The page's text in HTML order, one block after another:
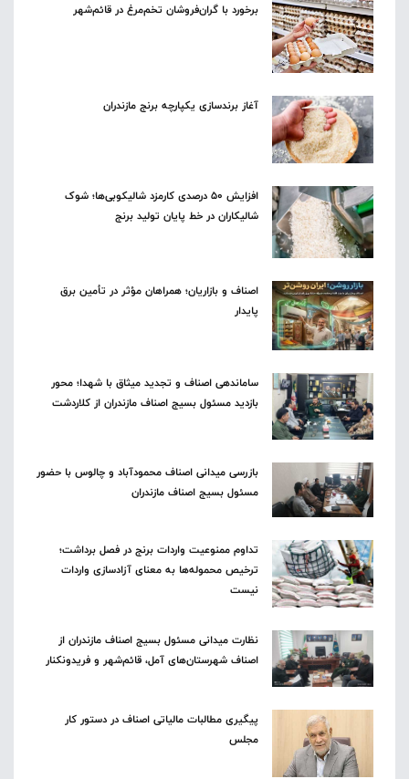
برخورد با گران‌فروشان تخم‌مرغ در قائم‌شهر
آغاز برندسازی یکپارچه برنج مازندران
افزایش ۵۰ درصدی کارمزد شالیکوبی‌ها؛ شوک
شالیکاران در خط پایان تولید برنج
اصناف و بازاریان؛ همراهان مؤثر در تأمین برق
پایدار
ساماندهی اصناف و تجدید میثاق با شهدا؛ محور
بازدید مسئول بسیج اصناف مازندران از کلاردشت
بازرسی میدانی اصناف محمودآباد و چالوس با حضور
مسئول بسیج اصناف مازندران
تداوم ممنوعیت واردات برنج در فصل برداشت؛
ترخیص محموله‌ها به معنای آزادسازی واردات
نیست
نظارت میدانی مسئول بسیج اصناف مازندران از
اصناف شهرستان‌های آمل، قائم‌شهر و فریدونکنار
پیگیری مطالبات مالیاتی اصناف در دستور کار
مجلس